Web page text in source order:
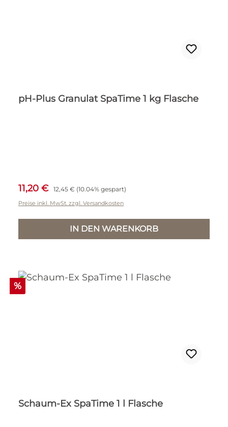
pH-Plus Granulat SpaTime 1 kg Flasche
Verkaufspreis:
11,20 € Regulärer Preis:
12,45 € (10.04% gespart)
Preise inkl. MwSt. zzgl. Versandkosten
IN DEN WARENKORB
Rabatt
%
Schaum-Ex SpaTime 1 l Flasche